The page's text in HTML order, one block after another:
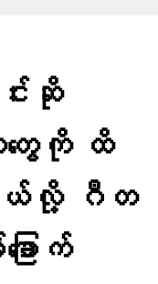
းဆို
ေကို ထိ
မယ်လို့ ဂီတ
ောက်